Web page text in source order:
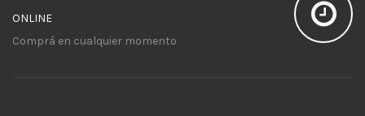
ONLINE
Comprá en cualquier momento